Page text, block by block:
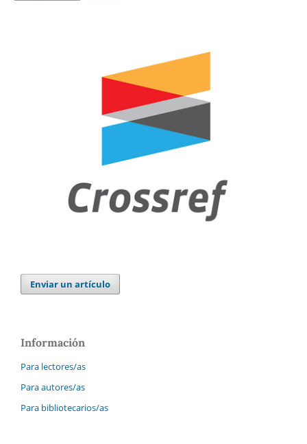
Enviar un artículo
Información
Para lectores/as
Para autores/as
Para bibliotecarios/as